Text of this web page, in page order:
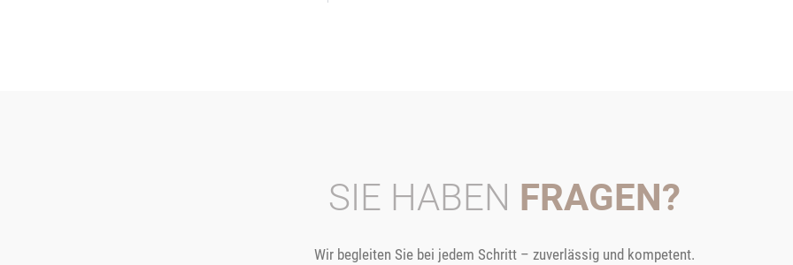
SIE HABEN FRAGEN?
Wir begleiten Sie bei jedem Schritt – zuverlässig und kompetent.